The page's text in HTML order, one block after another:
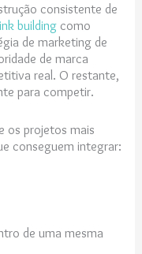
consistente de
building como
de marketing de
de marca
real. O restante,
para competir.
os projetos mais
conseguem integrar:
de uma mesma